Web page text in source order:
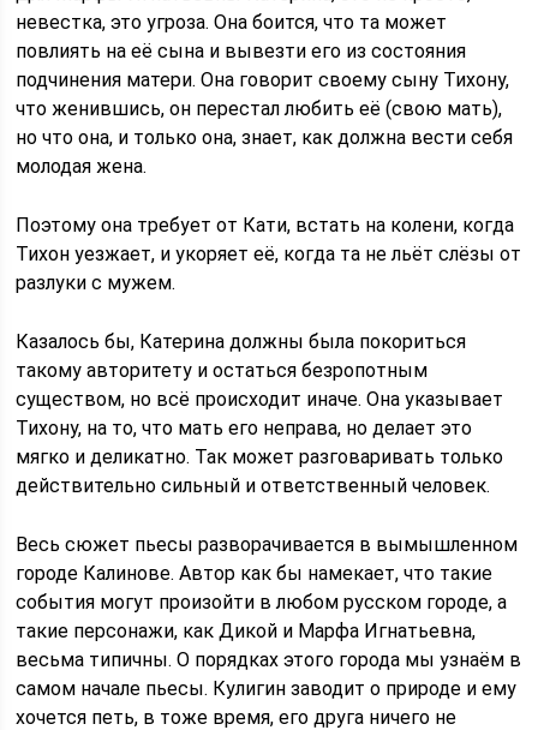
невестка, это угроза. Она боится, что та может
повлиять на её сына и вывезти его из состояния
подчинения матери. Она говорит своему сыну Тихону,
что женившись, он перестал любить её (свою мать),
но что она, и только она, знает, как должна вести себя
молодая жена.
Поэтому она требует от Кати, встать на колени, когда
Тихон уезжает, и укоряет её, когда та не льёт слёзы от
разлуки с мужем.
Казалось бы, Катерина должны была покориться
такому авторитету и остаться безропотным
существом, но всё происходит иначе. Она указывает
Тихону, на то, что мать его неправа, но делает это
мягко и деликатно. Так может разговаривать только
действительно сильный и ответственный человек.
Весь сюжет пьесы разворачивается в вымышленном
городе Калинове. Автор как бы намекает, что такие
события могут произойти в любом русском городе, а
такие персонажи, как Дикой и Марфа Игнатьевна,
весьма типичны. О порядках этого города мы узнаём в
самом начале пьесы. Кулигин заводит о природе и ему
хочется петь, в тоже время, его друга ничего не